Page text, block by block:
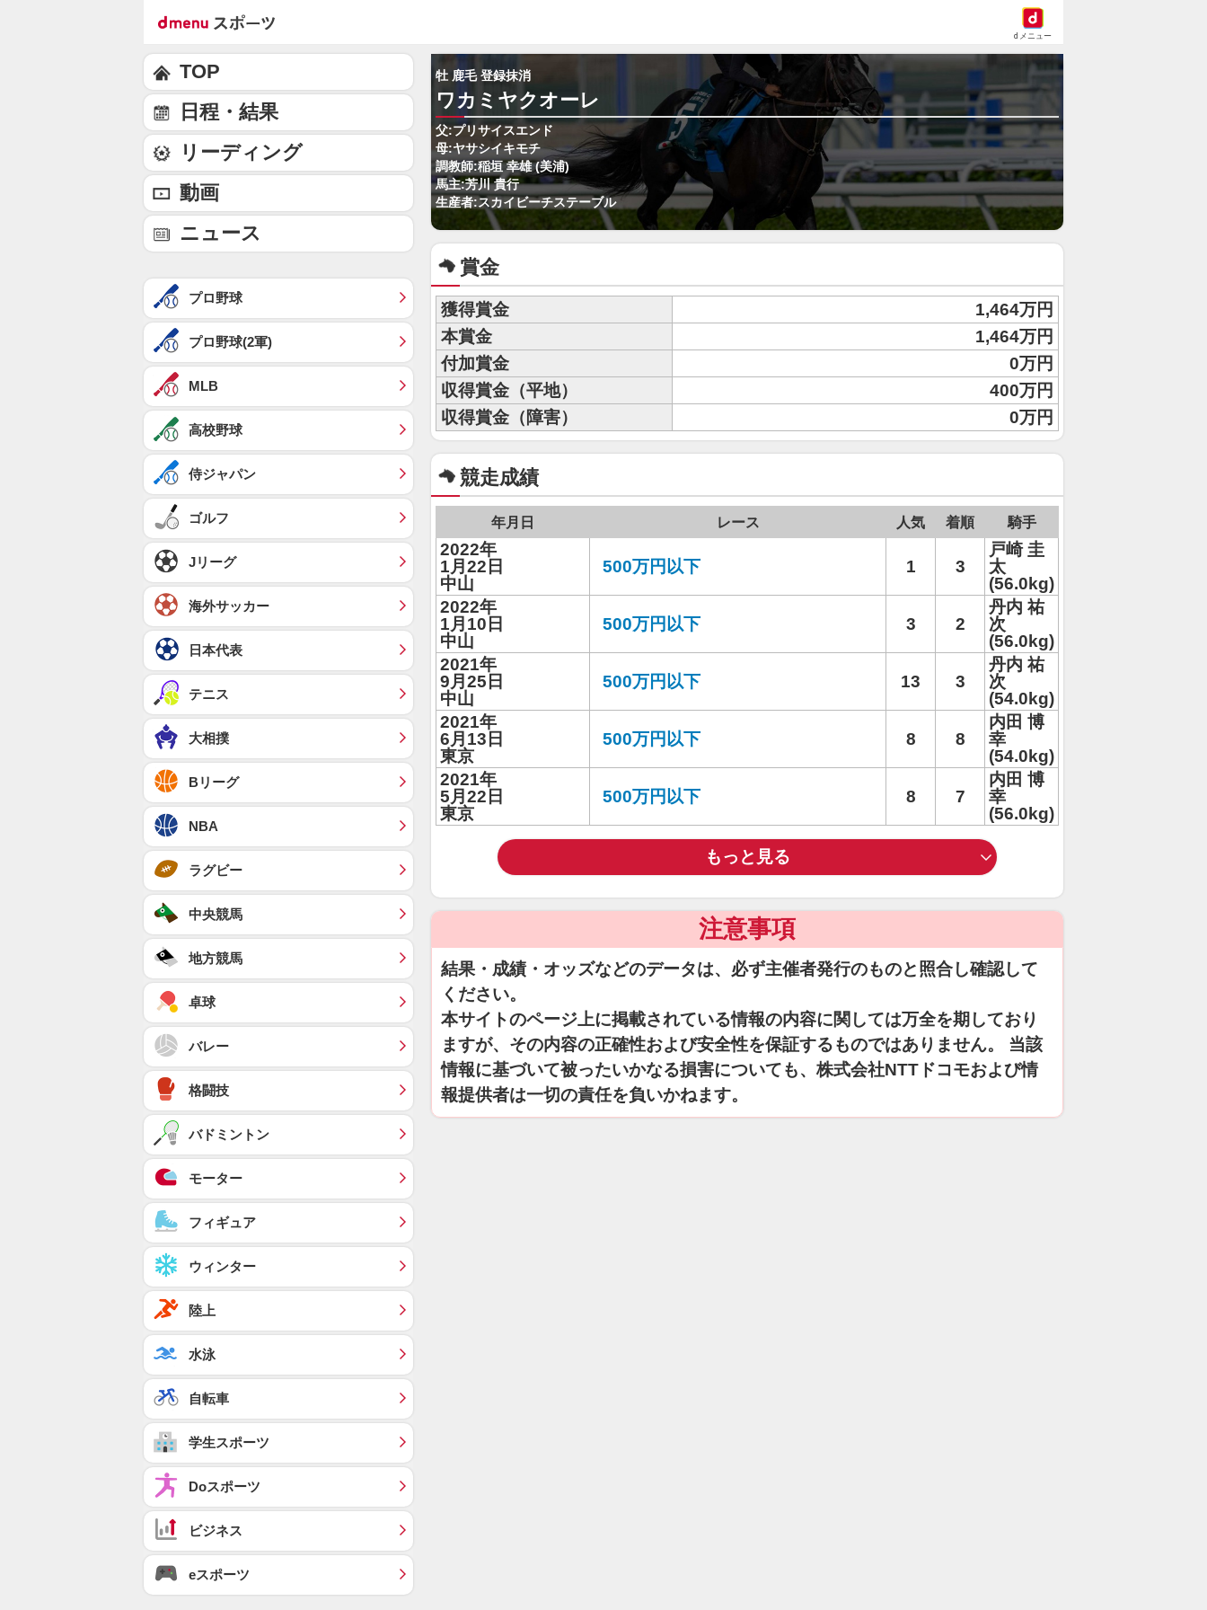
dメニュー
牡 鹿毛 登録抹消
ワカミヤクオーレ
父:プリサイスエンド
母:ヤサシイキモチ
調教師:稲垣 幸雄 (美浦)
馬主:芳川 貴行
生産者:スカイビーチステーブル
賞金
獲得賞金
1,464万円
本賞金
1,464万円
付加賞金
0万円
収得賞金（平地）
400万円
収得賞金（障害）
0万円
競走成績
年月日 レース 人気 着順 騎手
2022年
1月22日
中山
500万円以下 1 3
戸崎 圭
太
(56.0kg)
2022年
1月10日
中山
500万円以下 3 2
丹内 祐
次
(56.0kg)
2021年
9月25日
中山
500万円以下 13 3
丹内 祐
次
(54.0kg)
2021年
6月13日
東京
500万円以下 8 8
内田 博
幸
(54.0kg)
2021年
5月22日
東京
500万円以下 8 7
内田 博
幸
(56.0kg)
もっと見る
注意事項
結果・成績・オッズなどのデータは、必ず主催者発行のものと照合し確認して
ください。
本サイトのページ上に掲載されている情報の内容に関しては万全を期しており
ますが、その内容の正確性および安全性を保証するものではありません。 当該
情報に基づいて被ったいかなる損害についても、株式会社NTTドコモおよび情
報提供者は一切の責任を負いかねます。
TOP
日程・結果
リーディング
動画
ニュース
プロ野球
プロ野球(2軍)
MLB
高校野球
侍ジャパン
ゴルフ
Jリーグ
海外サッカー
日本代表
テニス
大相撲
Bリーグ
NBA
ラグビー
中央競馬
地方競馬
卓球
バレー
格闘技
バドミントン
モーター
フィギュア
ウィンター
陸上
水泳
自転車
学生スポーツ
Doスポーツ
ビジネス
eスポーツ